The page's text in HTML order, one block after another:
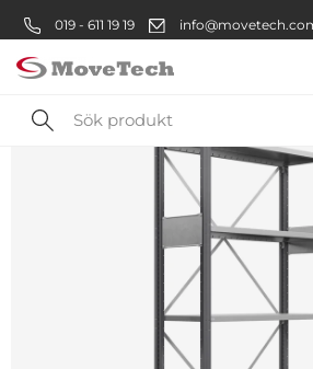
019 - 611 19 19
Sök
produkt
Välkommen! Välj
handla:
Företag